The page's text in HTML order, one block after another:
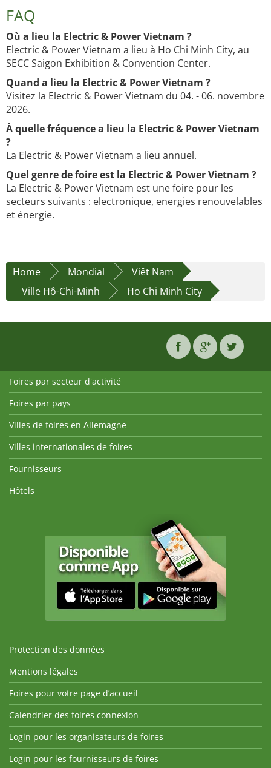
FAQ
Où a lieu la Electric & Power Vietnam ?
Electric & Power Vietnam a lieu à Ho Chi Minh City, au
SECC Saigon Exhibition & Convention Center.
Quand a lieu la Electric & Power Vietnam ?
Visitez la Electric & Power Vietnam du 04. - 06. novembre
2026.
À quelle fréquence a lieu la Electric & Power Vietnam
?
La Electric & Power Vietnam a lieu annuel.
Quel genre de foire est la Electric & Power Vietnam ?
La Electric & Power Vietnam est une foire pour les
secteurs suivants : electronique, energies renouvelables
et énergie.
Home Mondial
Viêt Nam
Ville Hô-Chi-Minh
Ho Chi Minh City
Foires par secteur d'activité
Foires par pays
Villes de foires en Allemagne
Villes internationales de foires
Fournisseurs
Hôtels
Protection des données
Mentions légales
Foires pour votre page d’accueil
Calendrier des foires connexion
Login pour les organisateurs de foires
Login pour les fournisseurs de foires